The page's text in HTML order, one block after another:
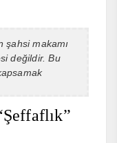
şahsi makamı
değildir. Bu